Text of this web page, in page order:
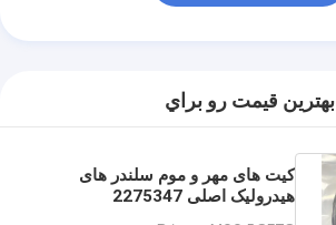
بهترين قيمت رو براي
کیت های مهر و موم سلندر های
هیدرولیک اصلی 2275347